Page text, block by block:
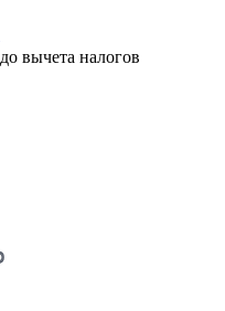
до вычета налогов